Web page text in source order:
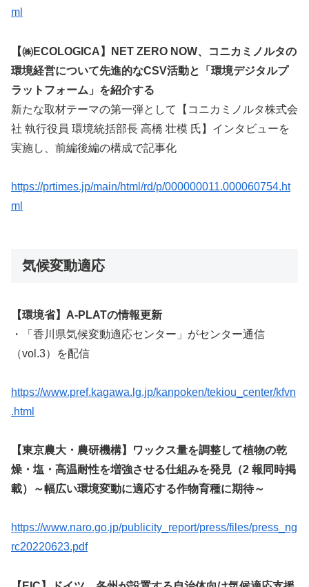
ml
【㈱ECOLOGICA】NET ZERO NOW、コニカミノルタの
環境経営について先進的なCSV活動と「環境デジタルプ
ラットフォーム」を紹介する
新たな取材テーマの第一弾として【コニカミノルタ株式会
社 執行役員 環境統括部長 高橋 壮模 氏】インタビューを
実施し、前編後編の構成で記事化
https://prtimes.jp/main/html/rd/p/000000011.000060754.ht
ml
気候変動適応
【環境省】A-PLATの情報更新
・「香川県気候変動適応センター」がセンター通信
（vol.3）を配信
https://www.pref.kagawa.lg.jp/kanpoken/tekiou_center/kfvn
.html
【東京農大・農研機構】ワックス量を調整して植物の乾
燥・塩・高温耐性を増強させる仕組みを発見（2 報同時掲
載）～幅広い環境変動に適応する作物育種に期待～
https://www.naro.go.jp/publicity_report/press/files/press_ng
rc20220623.pdf